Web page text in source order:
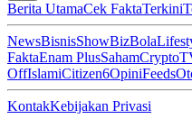
Berita UtamaCek FaktaTerkini
NewsBisnisShowBizBola
FaktaEnam PlusSahamCrypto
OffIslamiCitizen6OpiniFeeds
KontakKebijakan Privasi